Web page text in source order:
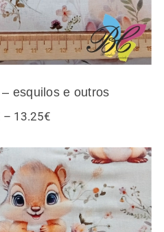
esquilos e outros
– 13.25€Price
through
13.25€